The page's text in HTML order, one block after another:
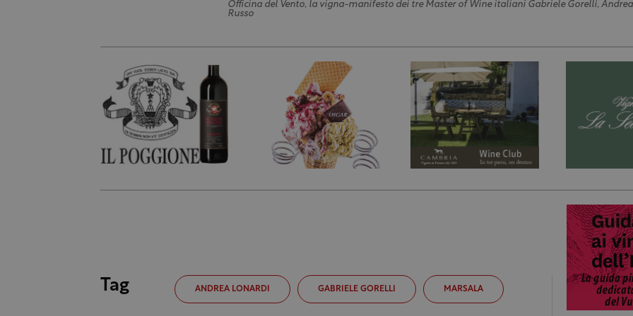
Officina del Vento, la vigna-manifesto dei tre Master of Wine italiani Gabriele Gorelli,
Russo
Tag ANDREA LONARDI GABRIELE GORELLI MARSALA